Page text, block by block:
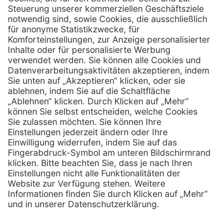
MediQuick Arzt- und Krankenhausbedarfshandel GmbH
Hans-Wunderlich-Straße 7
D-49078 Osnabrück
Telefon:0800 - 633 43 66
E-Mail: info @ mediquick.de
Services
Serviceversprechen
Sprechstundenbedarf
Retoure anmelden
Hilfe
FAQs
Kontakt
Lob & Kritik
Zertifikat Rechtliches
AGB
Impressum
Datenschutz